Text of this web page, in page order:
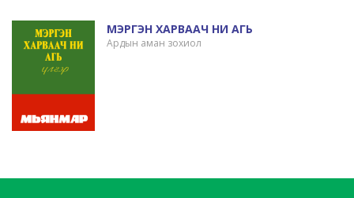
МЭРГЭН ХАРВААЧ НИ АГЬ
Ардын аман зохиол